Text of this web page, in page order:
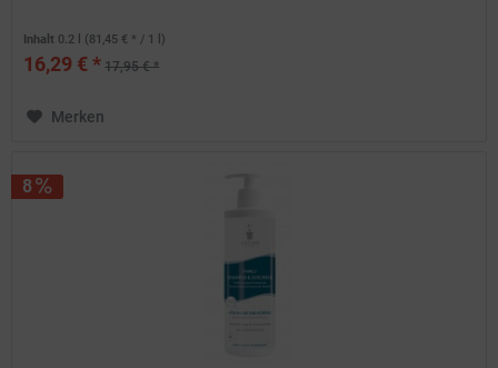
Inhalt 0.2 l (81,45 € * / 1 l)
16,29 € * 17,95 € *
Merken
8